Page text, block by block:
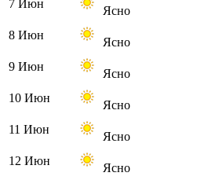
7 Июн
Ясно
8 Июн
Ясно
9 Июн
Ясно
10 Июн
Ясно
11 Июн
Ясно
12 Июн
Ясно